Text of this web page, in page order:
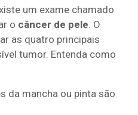
um exame chamado
o câncer de pele. O
as quatro principais
tumor. Entenda como
da mancha ou pinta são